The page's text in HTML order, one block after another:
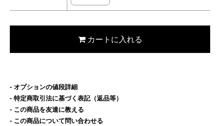
カートに入れる
オプションの値段詳細
特定商取引法に基づく表記（返品等）
この商品を友達に教える
この商品について問い合わせる